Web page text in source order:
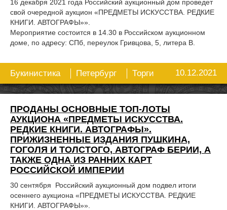
16 декабря 2021 года Российский аукционный дом проведет
свой очередной аукцион «ПРЕДМЕТЫ ИСКУССТВА. РЕДКИЕ
КНИГИ. АВТОГРАФЫ»».
Мероприятие состоится в 14.30 в Российском аукционном
доме, по адресу: СПб, переулок Гривцова, 5, литера В.
10.12.2021
Букинистика Петербург Торги
ПРОДАНЫ ОСНОВНЫЕ ТОП-ЛОТЫ
АУКЦИОНА «ПРЕДМЕТЫ ИСКУССТВА.
РЕДКИЕ КНИГИ. АВТОГРАФЫ».
ПРИЖИЗНЕННЫЕ ИЗДАНИЯ ПУШКИНА,
ГОГОЛЯ И ТОЛСТОГО, АВТОГРАФ БЕРИИ, А
ТАКЖЕ ОДНА ИЗ РАННИХ КАРТ
РОССИЙСКОЙ ИМПЕРИИ
30 сентября Российский аукционный дом подвел итоги
осеннего аукциона «ПРЕДМЕТЫ ИСКУССТВА. РЕДКИЕ
КНИГИ. АВТОГРАФЫ»».